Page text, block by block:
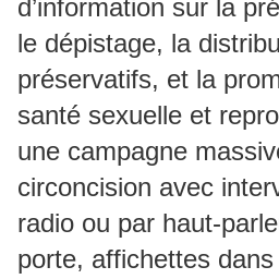
d’information sur la
le dépistage, la
préservatifs, et la
santé sexuelle et
une campagne
circoncision avec
radio ou par haut-
porte, affichettes